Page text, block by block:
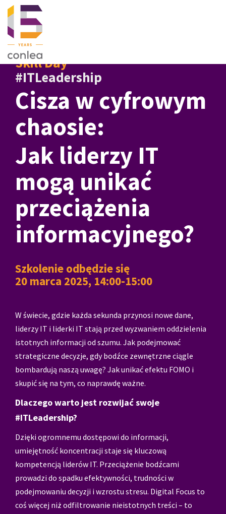
Skill Day
#ITLeadership
Cisza w cyfrowym
chaosie:
Jak liderzy IT
mogą unikać
przeciążenia
informacyjnego?
Szkolenie odbędzie się
20 marca 2025, 14:00-15:00
W świecie, gdzie każda sekunda przynosi nowe dane,
liderzy IT i liderki IT stają przed wyzwaniem oddzielenia
istotnych informacji od szumu. Jak podejmować
strategiczne decyzje, gdy bodźce zewnętrzne ciągle
bombardują naszą uwagę? Jak unikać efektu FOMO i
skupić się na tym, co naprawdę ważne.
Dlaczego warto jest rozwijać swoje
#ITLeadership?
Dzięki ogromnemu dostępowi do informacji,
umiejętność koncentracji staje się kluczową
kompetencją liderów IT. Przeciążenie bodźcami
prowadzi do spadku efektywności, trudności w
podejmowaniu decyzji i wzrostu stresu. Digital Focus to
coś więcej niż odfiltrowanie nieistotnych treści – to